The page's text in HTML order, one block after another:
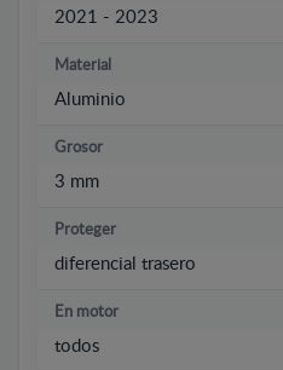
2021 - 2023
Material
Aluminio
Grosor
3 mm
Proteger
diferencial trasero
En motor
todos